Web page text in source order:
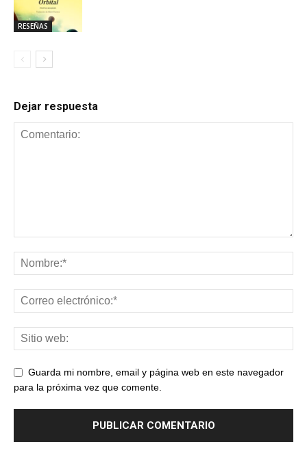
RESEÑAS
Dejar respuesta
Guarda mi nombre, email y página web en este navegador
para la próxima vez que comente.